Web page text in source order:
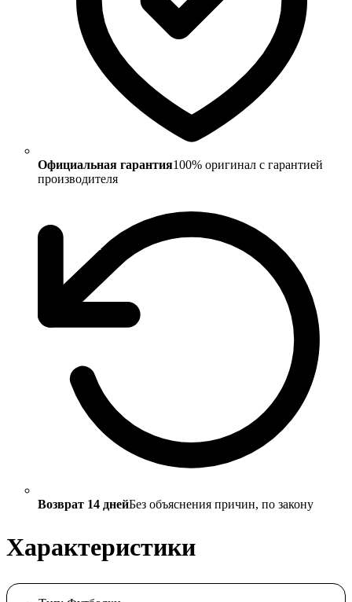
Официальная гарантия100% оригинал с гарантией
производителя
Возврат 14 днейБез объяснения причин, по закону
Характеристики